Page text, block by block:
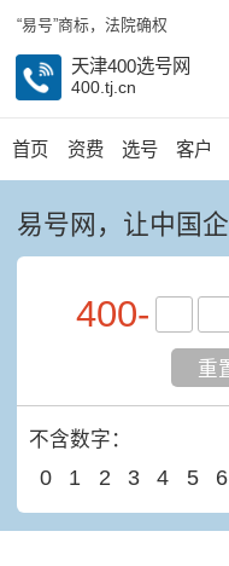
“易号”商标，法院确权
天津400选号网
400.tj.cn
首页 资费 选号 客户
易号网，让中国
400-
重
不含数字：
0 1 2 3 4 5 6